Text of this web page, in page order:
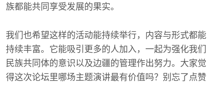
族都能共同享受发展的果实。
我们也希望这样的活动能持续举行，内容与形式都能
持续丰富。它能吸引更多的人加入，一起为强化我们
民族共同体的意识以及边疆的管理作出努力。大家觉
得这次论坛里哪场主题演讲最有价值吗？别忘了点赞